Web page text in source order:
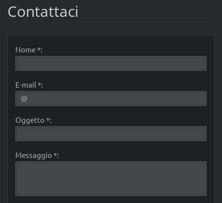
Contattaci
Nome *:
E-mail *:
Oggetto *:
Messaggio *: